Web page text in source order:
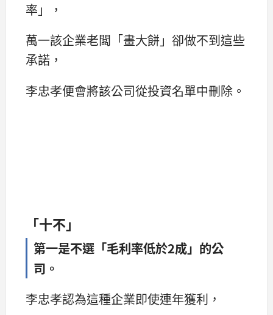
率」，
萬一該企業老闆「畫大餅」卻做不到這些
承諾，
李忠孝便會將該公司從投資名單中刪除。
「十不」
第一是不選「毛利率低於2成」的公
司。
李忠孝認為這種企業即使連年獲利，